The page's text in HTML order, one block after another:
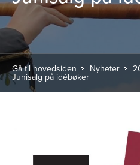
Gå til hovedsiden Nyheter
Junisalg på idébøker